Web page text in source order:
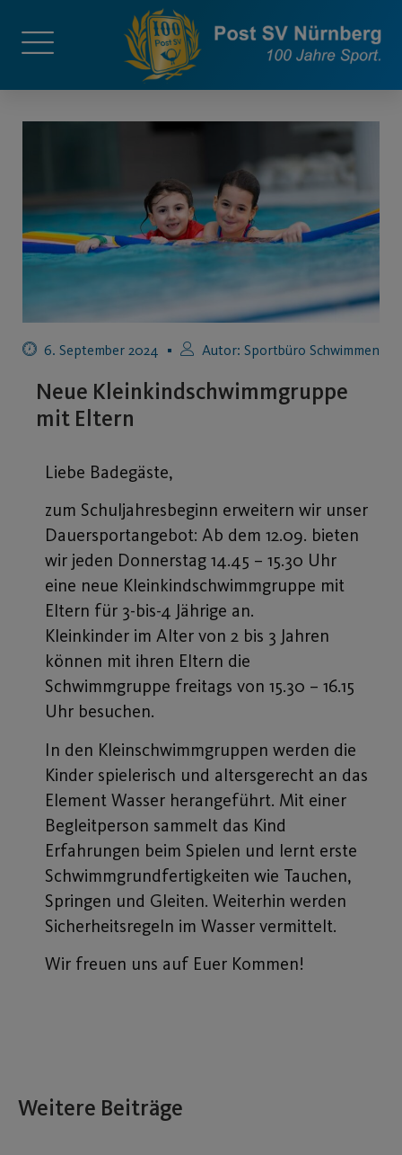
6. September 2024 Autor: Sportbüro Schwimmen
Neue Kleinkindschwimmgruppe
mit Eltern
Liebe Badegäste,
zum Schuljahresbeginn erweitern wir unser
Dauersportangebot: Ab dem 12.09. bieten
wir jeden Donnerstag 14.45 – 15.30 Uhr
eine neue Kleinkindschwimmgruppe mit
Eltern für 3-bis-4 Jährige an.
Kleinkinder im Alter von 2 bis 3 Jahren
können mit ihren Eltern die
Schwimmgruppe freitags von 15.30 – 16.15
Uhr besuchen.
In den Kleinschwimmgruppen werden die
Kinder spielerisch und altersgerecht an das
Element Wasser herangeführt. Mit einer
Begleitperson sammelt das Kind
Erfahrungen beim Spielen und lernt erste
Schwimmgrundfertigkeiten wie Tauchen,
Springen und Gleiten. Weiterhin werden
Sicherheitsregeln im Wasser vermittelt.
Wir freuen uns auf Euer Kommen!
Weitere Beiträge